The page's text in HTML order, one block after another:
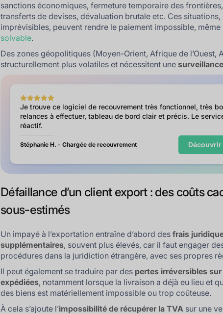
sanctions économiques, fermeture temporaire des
transferts de devises, dévaluation brutale etc. Ces
imprévisibles, peuvent rendre le paiement impossible,
solvable.
Des zones géopolitiques (Moyen-Orient, Afrique de l’Ouest,
structurellement plus volatiles et nécessitent une
Je trouve ce logiciel de recouvrement très fonctionnel, très
relances à effectuer, tableau de bord clair et précis. Le
réactif.
Stéphanie H. - Chargée de recouvrement Découvrir
Défaillance d’un client export : des coûts
sous-estimés
Un impayé à l’exportation entraîne d’abord desfrais
supplémentaires, souvent plus élevés, car il faut engager
procédures dans la juridiction étrangère, avec ses propres
Il peut également se traduire par des pertes irréversibles
expédiées, notamment lorsque la livraison a déjà eu lieu et
des biens est matériellement impossible ou trop coûteuse.
À cela s’ajoute l’impossibilité de récupérer la TVA sur une